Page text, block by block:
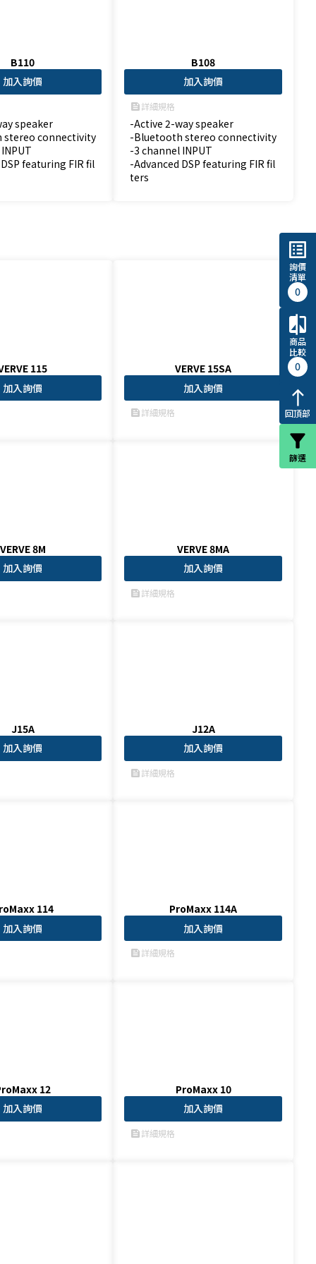
B110
加入詢價
speaker
connectivity
featuring FIR fil
B108
加入詢價
feed詳細規格
-Active 2-way speaker
-Bluetooth stereo connectivity
-3 channel INPUT
-Advanced DSP featuring FIR fil
ters
115
加入詢價
VERVE 15SA
加入詢價
feed詳細規格
VERVE 8M
加入詢價
VERVE 8MA
加入詢價
feed詳細規格
J15A
加入詢價
J12A
加入詢價
feed詳細規格
114
加入詢價
ProMaxx 114A
加入詢價
feed詳細規格
12
加入詢價
ProMaxx 10
加入詢價
feed詳細規格
list_alt
詢價
清單
0
compare
商品
比較
0
north
回頂部
filter_alt
篩選